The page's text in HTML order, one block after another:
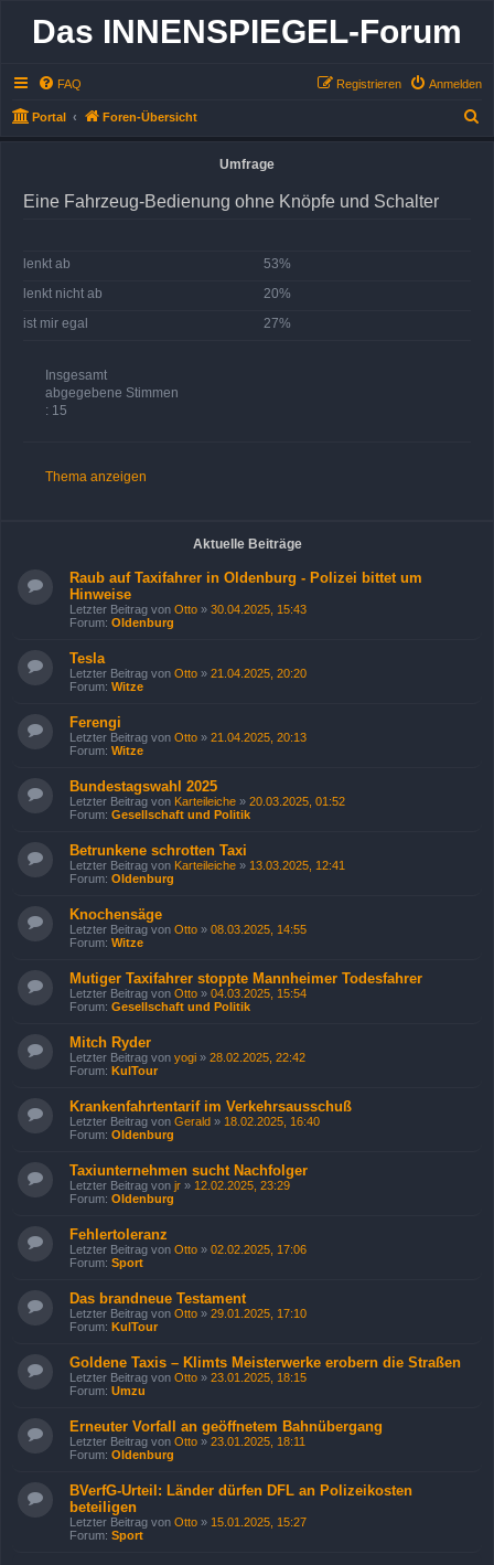
Das INNENSPIEGEL-Forum
FAQ Anmelden
Registrieren
Portal Foren-Übersicht
u
Umfrage
Eine Fahrzeug-Bedienung ohne Knöpfe und Schalter
lenkt ab
53%
lenkt nicht ab
20%
ist mir egal
27%
Insgesamt
abgegebene Stimmen
: 15
Thema anzeigen
Aktuelle Beiträge
Raub auf Taxifahrer in Oldenburg - Polizei bittet um
Hinweise
Letzter Beitrag von Otto » 30.04.2025, 15:43
Forum: Oldenburg
Tesla
Letzter Beitrag von Otto » 21.04.2025, 20:20
Forum: Witze
Ferengi
Letzter Beitrag von Otto » 21.04.2025, 20:13
Forum: Witze
Bundestagswahl 2025
Letzter Beitrag von Karteileiche » 20.03.2025, 01:52
Forum: Gesellschaft und Politik
Betrunkene schrotten Taxi
Letzter Beitrag von Karteileiche » 13.03.2025, 12:41
Forum: Oldenburg
Knochensäge
Letzter Beitrag von Otto » 08.03.2025, 14:55
Forum: Witze
Mutiger Taxifahrer stoppte Mannheimer Todesfahrer
Letzter Beitrag von Otto » 04.03.2025, 15:54
Forum: Gesellschaft und Politik
Mitch Ryder
Letzter Beitrag von yogi » 28.02.2025, 22:42
Forum: KulTour
Krankenfahrtentarif im Verkehrsausschuß
Letzter Beitrag von Gerald » 18.02.2025, 16:40
Forum: Oldenburg
Taxiunternehmen sucht Nachfolger
Letzter Beitrag von jr » 12.02.2025, 23:29
Forum: Oldenburg
Fehlertoleranz
Letzter Beitrag von Otto » 02.02.2025, 17:06
Forum: Sport
Das brandneue Testament
Letzter Beitrag von Otto » 29.01.2025, 17:10
Forum: KulTour
Goldene Taxis – Klimts Meisterwerke erobern die Straßen
Letzter Beitrag von Otto » 23.01.2025, 18:15
Forum: Umzu
Erneuter Vorfall an geöffnetem Bahnübergang
Letzter Beitrag von Otto » 23.01.2025, 18:11
Forum: Oldenburg
BVerfG-Urteil: Länder dürfen DFL an Polizeikosten
beteiligen
Letzter Beitrag von Otto » 15.01.2025, 15:27
Forum: Sport